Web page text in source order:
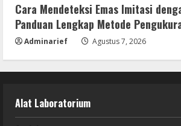
Cara Mendeteksi Emas Imitasi
Panduan Lengkap Metode
Adminarief Agustus 7, 2026
Alat Laboratorium